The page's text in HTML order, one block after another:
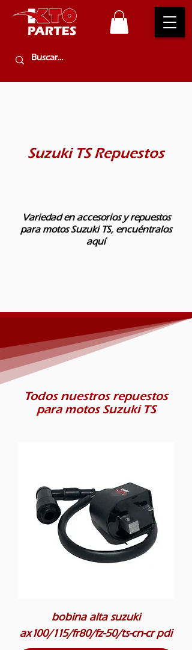
Suzuki TS Repuestos
Variedad en accesorios y repuestos
para motos Suzuki TS, encuéntralos
aquí
Todos nuestros repuestos
para motos Suzuki TS
bobina alta suzuki
ax100/115/fr80/fz-50/ts-cn-cr pdi